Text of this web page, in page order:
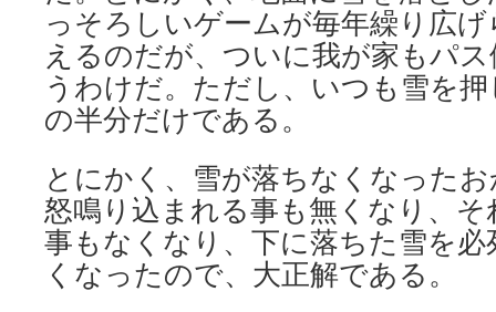
っそろしいゲームが毎年繰り広
えるのだが、ついに我が家もパ
うわけだ。ただし、いつも雪を
の半分だけである。
とにかく、雪が落ちなくなった
怒鳴り込まれる事も無くなり、
事もなくなり、下に落ちた雪を
くなったので、大正解である。